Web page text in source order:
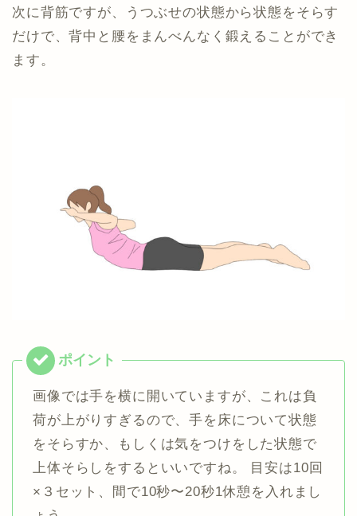
次に背筋ですが、うつぶせの状態から状態をそらす
だけで、背中と腰をまんべんなく鍛えることができ
ます。
画像では手を横に開いていますが、これは負
荷が上がりすぎるので、手を床について状態
をそらすか、もしくは気をつけをした状態で
上体そらしをするといいですね。 目安は10回
×３セット、間で10秒〜20秒1休憩を入れまし